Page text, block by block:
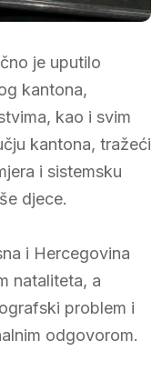
je uputilo
kantona,
kao i svim
kantona, tražeći
i sistemsku
djece.
i Hercegovina
nataliteta, a
problem i
odgovorom.